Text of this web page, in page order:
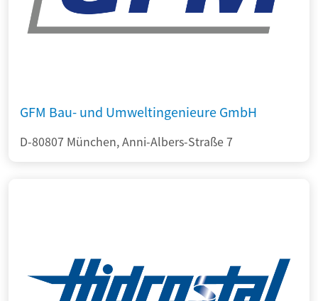
GFM Bau- und Umweltingenieure GmbH
D-80807 München, Anni-Albers-Straße 7